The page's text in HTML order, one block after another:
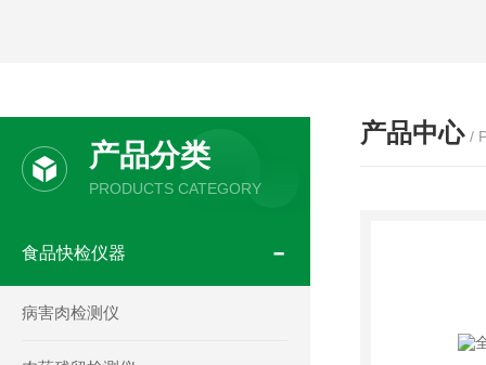
产品分类
PRODUCTS CATEGORY
食品快检仪器
病害肉检测仪
产品中心 /